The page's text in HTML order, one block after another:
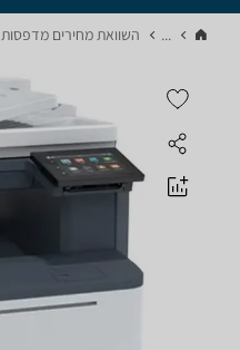
... השוואת מחירים מדפסות‏